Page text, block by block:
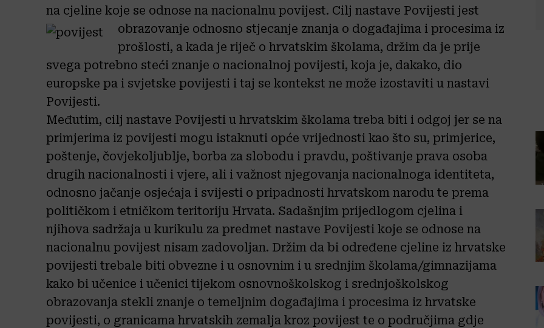
na cjeline koje se odnose na nacionalnu povijest. Cilj nastave Povijesti jest
obrazovanje odnosno stjecanje znanja o događajima i procesima iz
prošlosti, a kada je riječ o hrvatskim školama, držim da je prije
svega potrebno steći znanje o nacionalnoj povijesti, koja je, dakako, dio
europske pa i svjetske povijesti i taj se kontekst ne može izostaviti u nastavi
Povijesti.
Međutim, cilj nastave Povijesti u hrvatskim školama treba biti i odgoj jer se na
primjerima iz povijesti mogu istaknuti opće vrijednosti kao što su, primjerice,
poštenje, čovjekoljublje, borba za slobodu i pravdu, poštivanje prava osoba
drugih nacionalnosti i vjere, ali i važnost njegovanja nacionalnoga identiteta,
odnosno jačanje osjećaja i svijesti o pripadnosti hrvatskom narodu te prema
političkom i etničkom teritoriju Hrvata. Sadašnjim prijedlogom cjelina i
njihova sadržaja u kurikulu za predmet nastave Povijesti koje se odnose na
nacionalnu povijest nisam zadovoljan. Držim da bi određene cjeline iz hrvatske
povijesti trebale biti obvezne i u osnovnim i u srednjim školama/gimnazijama
kako bi učenice i učenici tijekom osnovnoškolskog i srednjoškolskog
obrazovanja stekli znanje o temeljnim događajima i procesima iz hrvatske
povijesti, o granicama hrvatskih zemalja kroz povijest te o područjima gdje